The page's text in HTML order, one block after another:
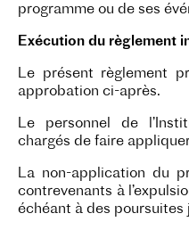
programme ou de ses
Exécution du règlement
Le présent règlement
approbation ci-après.
Le personnel de
chargés de faire
La non-application du
contrevenants à
échéant à des poursuites